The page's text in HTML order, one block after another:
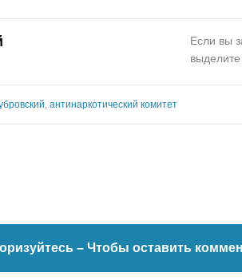
Если вы
антинаркотический комитет
– Чтобы оставить